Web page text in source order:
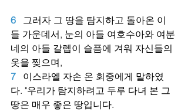
6
그러자 그 땅을 탐지하고 돌아온 이
들 가운데서, 눈의 아들 여호수아와 여분
네의 아들 갈렙이 슬픔에 겨워 자신들의
옷을 찢으며,
7
이스라엘 자손 온 회중에게 말하였
다. "우리가 탐지하려고 두루 다녀 본 그
땅은 매우 좋은 땅입니다.